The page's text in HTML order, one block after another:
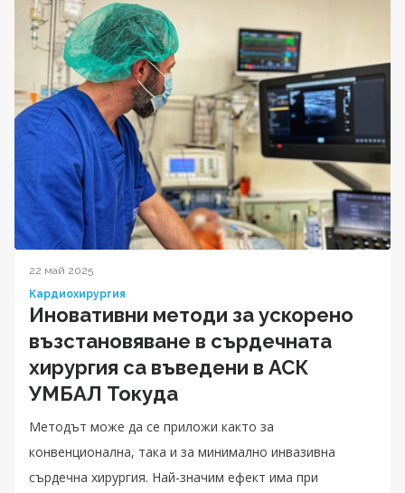
22 май 2025
Кардиохирургия
Иновативни методи за ускорено
възстановяване в сърдечната
хирургия са въведени в АСК
УМБАЛ Токуда
Методът може да се приложи както за
конвенционална, така и за минимално инвазивна
сърдечна хирургия. Най-значим ефект има при